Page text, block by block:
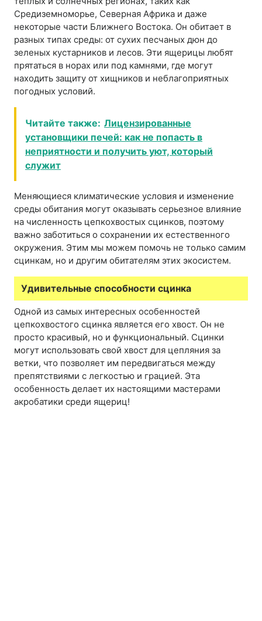
Средиземноморье, Северная Африка и даже
некоторые части Ближнего Востока. Он обитает в
разных типах среды: от сухих песчаных дюн до
зеленых кустарников и лесов. Эти ящерицы любят
прятаться в норах или под камнями, где могут
находить защиту от хищников и неблагоприятных
погодных условий.
Читайте также: Лицензированные
установщики печей: как не попасть в
неприятности и получить уют, который
служит
Меняющиеся климатические условия и изменение
среды обитания могут оказывать серьезное влияние
на численность цепкохвостых сцинков, поэтому
важно заботиться о сохранении их естественного
окружения. Этим мы можем помочь не только самим
сцинкам, но и другим обитателям этих экосистем.
Удивительные способности сцинка
Одной из самых интересных особенностей
цепкохвостого сцинка является его хвост. Он не
просто красивый, но и функциональный. Сцинки
могут использовать свой хвост для цепляния за
ветки, что позволяет им передвигаться между
препятствиями с легкостью и грацией. Эта
особенность делает их настоящими мастерами
акробатики среди ящериц!